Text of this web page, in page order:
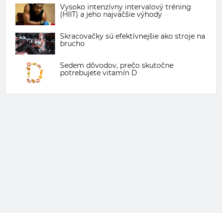
Vysoko intenzívny intervalový tréning
(HIIT) a jeho najväčšie výhody
Skracovačky sú efektívnejšie ako stroje na
brucho
Sedem dôvodov, prečo skutočne
potrebujete vitamín D